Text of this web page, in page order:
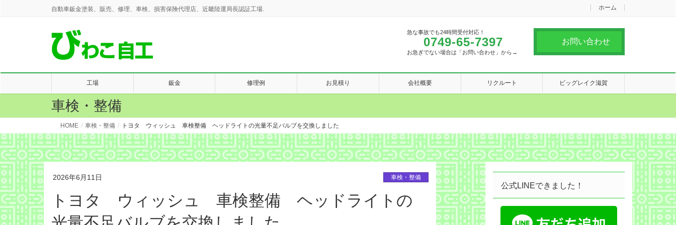
自動車鈑金塗装、販売、修理、車検、損害保険代理店、近畿陸運局長認証工場. ホーム
急な事故でも24時間受付対応！
0749-65-7397
お急ぎでない場合は「お問い合わせ」から→
お問い合わせ
工場 鈑金 修理例 お見積り 会社概要 リクルート ビッグレイク滋賀
車検・整備
HOME 車検・整備 トヨタ ウィッシュ 車検整備 ヘッドライトの光量不足バルブを交換しました
2026年6月11日 車検・整備
トヨタ ウィッシュ 車検整備 ヘッドライトの
公式LINEできました！